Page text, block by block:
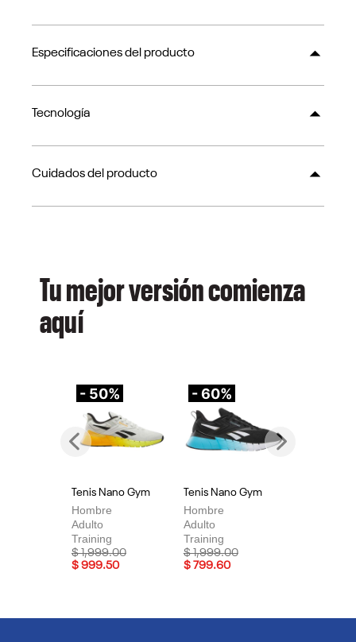
Especificaciones del producto
Tecnología
Cuidados del producto
Tu mejor versión comienza
aquí
- 50%
Tenis Nano Gym
Hombre
Adulto
Training
Price reduced from
$ 1,999.00to
$ 999.50
- 60%
Tenis Nano Gym
Hombre
Adulto
Training
Price reduced from
$ 1,999.00to
$ 799.60
Previous